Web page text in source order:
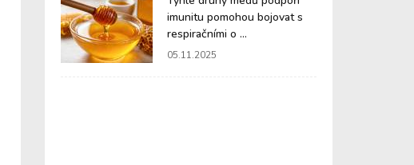
imunitu pomohou bojovat s
respiračními o ...
05.11.2025